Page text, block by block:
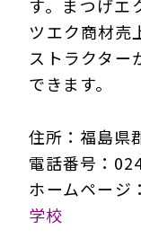
す。まつげエ
ツエク商材売
ストラクター
できます。
住所：福島県
電話番号：
ホームページ：
学校